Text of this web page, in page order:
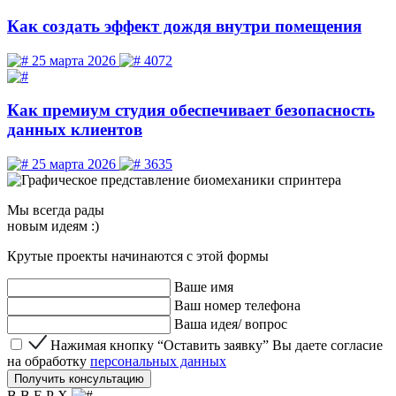
Как создать эффект дождя внутри помещения
25 марта 2026 4072
Как премиум студия обеспечивает безопасность
данных клиентов
25 марта 2026 3635
Мы всегда рады
новым идеям :)
Крутые проекты начинаются с этой формы
Ваше имя
Ваш номер телефона
Ваша идея/ вопрос
Нажимая кнопку “Оставить заявку” Вы даете согласие
Нажимая кнопку “Оставить заявку” Вы даете согласие
на обработку персональных данных
Получить консультацию